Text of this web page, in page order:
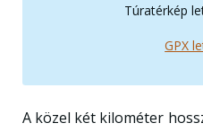
Túratérkép
GPX
A közel két kilométer